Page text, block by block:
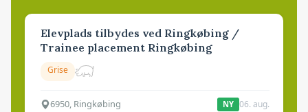
Elevplads tilbydes ved Ringkøbing /
Trainee placement Ringkøbing
Grise
6950, Ringkøbing NY 06. aug.